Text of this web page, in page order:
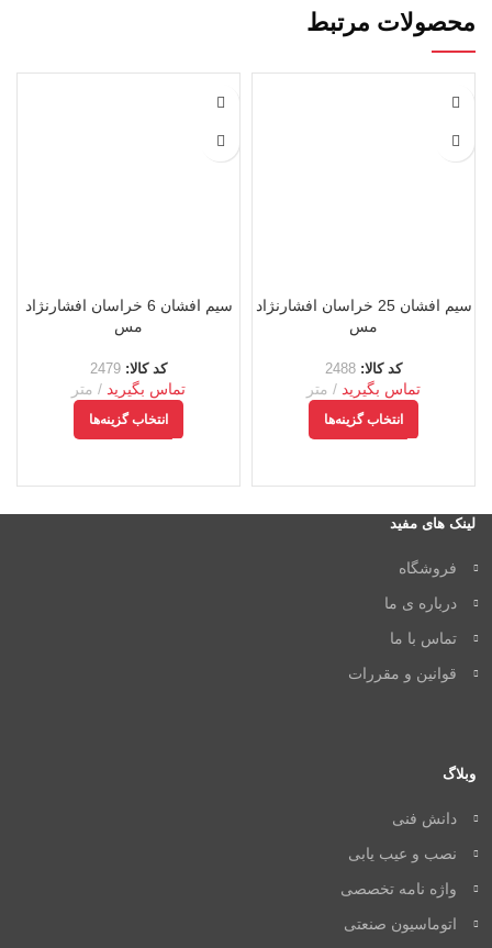
محصولات مرتبط
سیم افشان 25 خراسان افشارنژاد
مس
کد کالا: 2488
تماس بگیرید متر
انتخاب گزینه‌ها
سیم افشان 6 خراسان افشارنژاد
مس
کد کالا: 2479
تماس بگیرید متر
انتخاب گزینه‌ها
لینک های مفید
فروشگاه
درباره ی ما
تماس با ما
قوانین و مقررات
وبلاگ
دانش فنی
نصب و عیب یابی
واژه نامه تخصصی
اتوماسیون صنعتی